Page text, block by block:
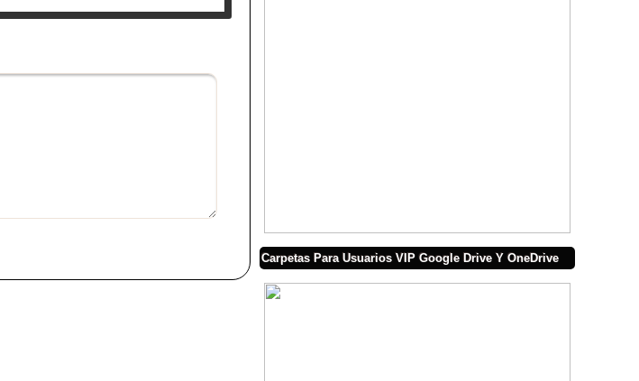
Carpetas Para Usuarios VIP Google Drive Y OneDrive